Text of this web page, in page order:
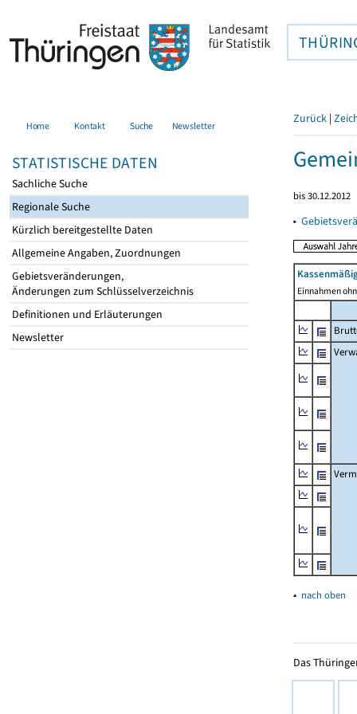
Home Kontakt Suche Newsletter
STATISTISCHE DATEN
Sachliche Suche
Regionale Suche
Kürzlich bereitgestellte Daten
Allgemeine Angaben, Zuordnungen
Gebietsveränderungen,
Änderungen zum Schlüsselverzeichnis
Definitionen und Erläuterungen
Newsletter
Zurück |
bis 30.12.2012
▸
Einnahmen
▴ nach oben
Das